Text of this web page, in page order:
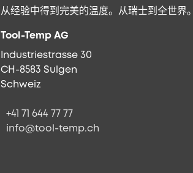
从经验中得到完美的温度。从瑞士到全世界。
Tool-Temp AG
Industriestrasse 30
CH-8583 Sulgen
Schweiz
+41 71 644 77 77
info@tool-temp.ch